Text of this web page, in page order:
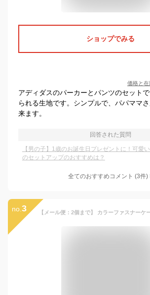
ショップでみる
価格と在
アディダスのパーカーとパンツのセット
られる生地です。シンプルで、パパママ
来ます。
回答された質問
【男の子】1歳のお誕生日プレゼントに！可愛
のセットアップのおすすめは？
全てのおすすめコメント (3件)
no. 3